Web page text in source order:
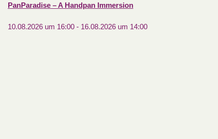
PanParadise – A Handpan Immersion
10.08.2026 um 16:00- 16.08.2026 um 14:00